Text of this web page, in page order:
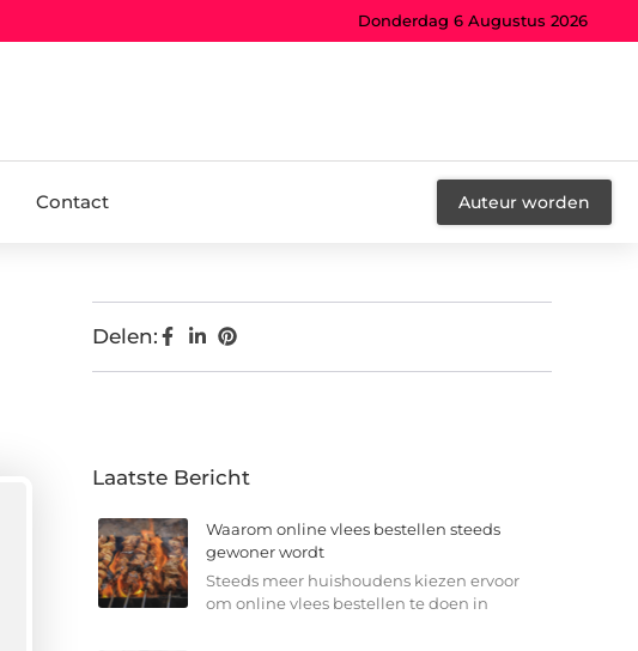
Donderdag 6 Augustus 2026
Contact Auteur worden
Delen:
Laatste Bericht
Waarom online vlees bestellen steeds
gewoner wordt
Steeds meer huishoudens kiezen ervoor
om online vlees bestellen te doen in